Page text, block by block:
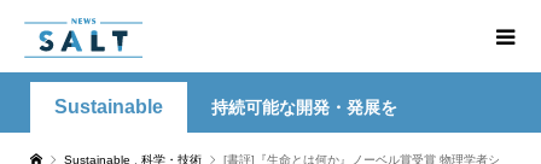
Sustainable 持続可能な開発・発展を
Sustainable 科学・技術
[書評]『生命とは何か』ノーベル賞受賞 物理学者シ